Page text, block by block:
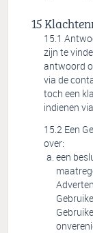
zijn te
antwoord
via de
toch een
indienen
Een
over:
een